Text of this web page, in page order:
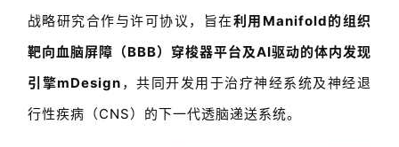
战略研究合作与许可协议，旨在利用Manifold的组织
靶向血脑屏障（BBB）穿梭器平台及AI驱动的体内发现
引擎mDesign ，共同开发用于治疗神经系统及神经退
行性疾病（CNS）的下一代透脑递送系统。